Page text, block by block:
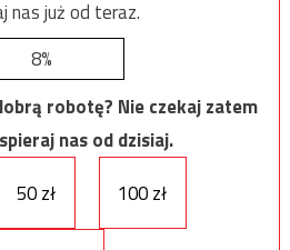
nas już od teraz.
8%
robotę? Nie czekaj zatem
nas od dzisiaj.
50 zł 100 zł